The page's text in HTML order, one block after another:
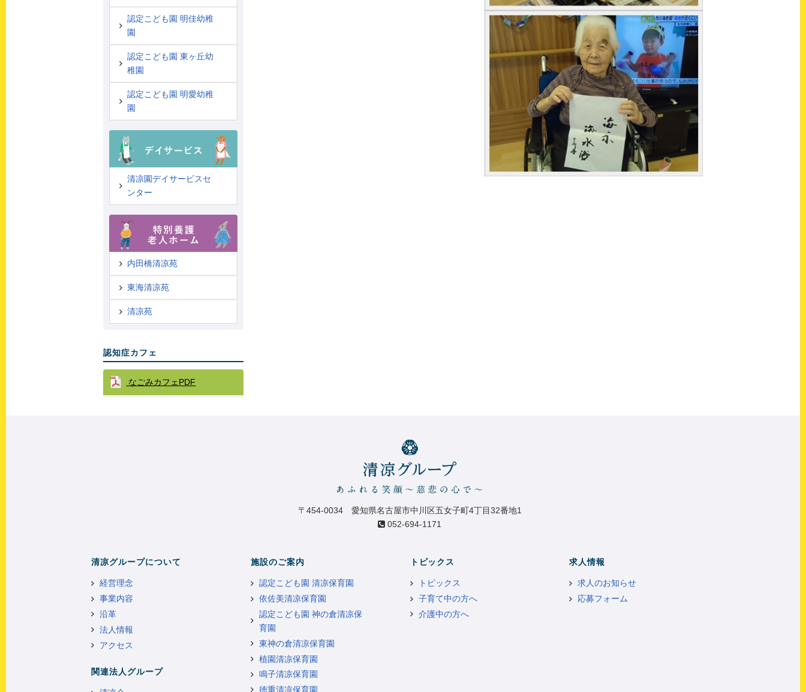
認定こども園 明佳幼稚
園
認定こども園 東ヶ丘幼
稚園
認定こども園 明愛幼稚
園
清凉園デイサービスセ
ンター
内田橋清凉苑
東海清凉苑
清凉苑
認知症カフェ
なごみカフェPDF
〒454-0034 愛知県名古屋市中川区五女子町4丁目32番地1
052-694-1171
清凉グループについて
経営理念
事業内容
沿革
法人情報
アクセス
関連法人グループ
施設のご案内
認定こども園 清凉保育園
依佐美清凉保育園
認定こども園 神の倉清凉保
育園
東神の倉清凉保育園
植園清凉保育園
鳴子清凉保育園
徳重清凉保育園
トピックス
トピックス
子育て中の方へ
介護中の方へ
求人情報
求人のお知らせ
応募フォーム